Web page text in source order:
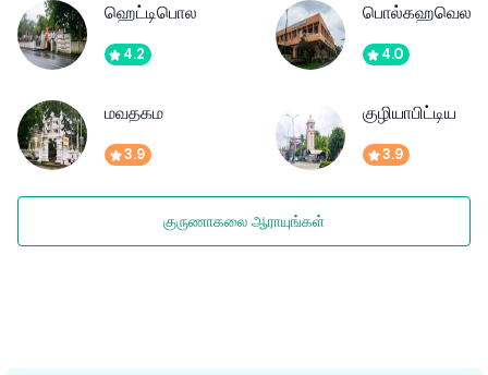
ஹெட்டிபொல
4.2
பொல்கஹவெல
4.0
மவதகம
3.9
குழியாபிட்டிய
3.9
குருணாகலை ஆராயுங்கள்